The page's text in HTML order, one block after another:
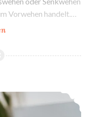
Vorwehen handelt.…
6.
der
Wehen
CTG auffällig